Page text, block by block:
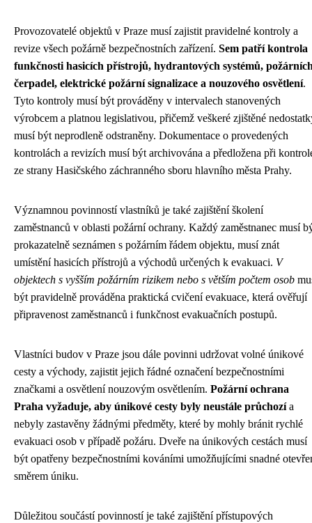
Provozovatelé objektů v Praze musí zajistit pravidelné kontroly a
revize všech požárně bezpečnostních zařízení. Sem patří kontrola
funkčnosti hasicích přístrojů, hydrantových systémů,
čerpadel, elektrické požární signalizace a nouzového osvětlení.
Tyto kontroly musí být prováděny v intervalech stanovených
výrobcem a platnou legislativou, přičemž veškeré zjištěné
musí být neprodleně odstraněny. Dokumentace o provedených
kontrolách a revizích musí být archivována a předložena při
ze strany Hasičského záchranného sboru hlavního města Prahy.
Významnou povinností vlastníků je také zajištění školení
zaměstnanců v oblasti požární ochrany. Každý zaměstnanec musí
prokazatelně seznámen s požárním řádem objektu, musí znát
umístění hasicích přístrojů a východů určených k evakuaci. V
objektech s vyšším požárním rizikem nebo s větším počtem osob
být pravidelně prováděna praktická cvičení evakuace, která ověřují
připravenost zaměstnanců i funkčnost evakuačních postupů.
Vlastníci budov v Praze jsou dále povinni udržovat volné únikové
cesty a východy, zajistit jejich řádné označení bezpečnostními
značkami a osvětlení nouzovým osvětlením. Požární ochrana
Praha vyžaduje, aby únikové cesty byly neustále průchozía
nebyly zastavěny žádnými předměty, které by mohly bránit rychlé
evakuaci osob v případě požáru. Dveře na únikových cestách musí
být opatřeny bezpečnostními kováními umožňujícími snadné
směrem úniku.
Důležitou součástí povinností je také zajištění přístupových